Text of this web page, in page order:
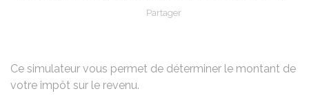
Partager
Ce simulateur vous permet de déterminer le montant de
votre impôt sur le revenu.